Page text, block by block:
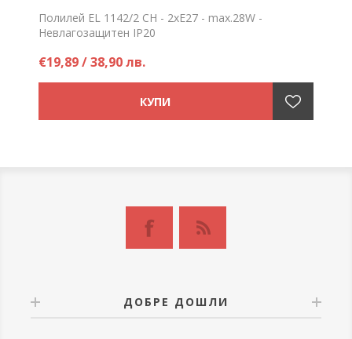
Полилей EL 1142/2 CH - 2хE27 - max.28W -
Невлагозащитен IP20
€19,89 / 38,90 лв.
ДОБРЕ ДОШЛИ